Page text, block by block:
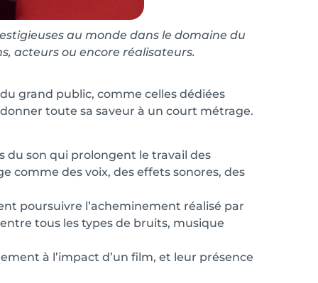
au monde dans le domaine du
acteurs ou encore réalisateurs.
grand public, comme celles dédiées
toute sa saveur à un court métrage.
du son qui prolongent le travail des
comme des voix, des effets sonores, des
poursuivre l’acheminement réalisé par
tous les types de bruits, musique
à l’impact d’un film, et leur présence